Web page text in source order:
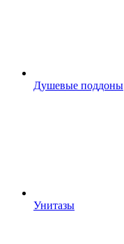
Душевые поддоны
Унитазы